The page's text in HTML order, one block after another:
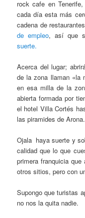
rock cafe en
cada día esta más
cadena de
de empleo, así que
suerte.
Acerca del lugar;
de la zona llaman «la
en esa milla de la
abierta formada por
el hotel Villa Cortés
las piramides de Arona.
Ojala haya suerte y
calidad que lo que
primera franquicia
otros sitios, pero con
Supongo que turistas
no nos la quita nadie.